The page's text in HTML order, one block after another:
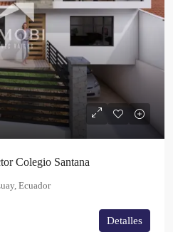
Colegio Santana
Ecuador
Detalles